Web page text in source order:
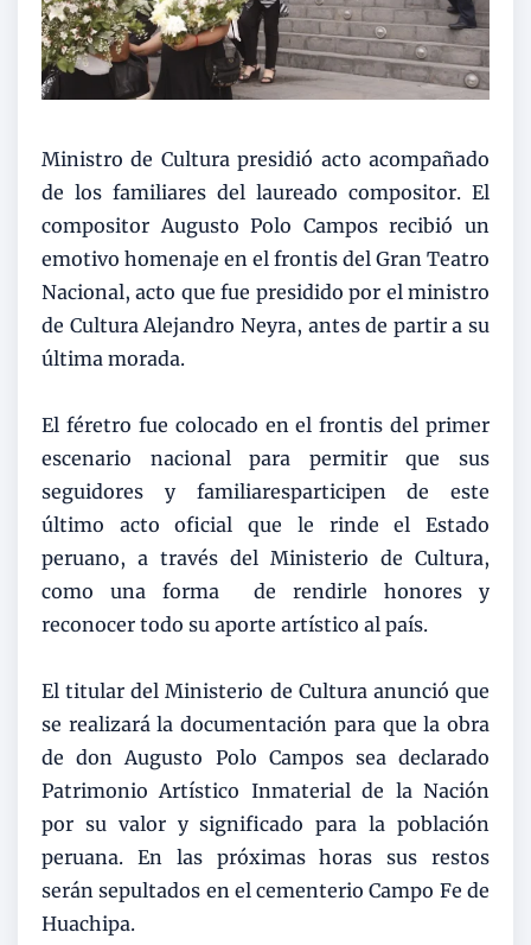
Ministro de Cultura presidió acto acompañado
de los familiares del laureado compositor. El
compositor Augusto Polo Campos recibió un
emotivo homenaje en el frontis del Gran Teatro
Nacional, acto que fue presidido por el ministro
de Cultura Alejandro Neyra, antes de partir a su
última morada.
El féretro fue colocado en el frontis del primer
escenario nacional para permitir que sus
seguidores y familiaresparticipen de este
último acto oficial que le rinde el Estado
peruano, a través del Ministerio de Cultura,
como una forma de rendirle honores y
reconocer todo su aporte artístico al país.
El titular del Ministerio de Cultura anunció que
se realizará la documentación para que la obra
de don Augusto Polo Campos sea declarado
Patrimonio Artístico Inmaterial de la Nación
por su valor y significado para la población
peruana. En las próximas horas sus restos
serán sepultados en el cementerio Campo Fe de
Huachipa.